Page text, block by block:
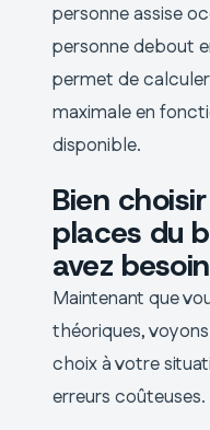
personne assise
personne debout
permet de
maximale en
disponible.
Bien
places du
avez besoin
Maintenant que
théoriques,
choix à votre
erreurs coûteuses.